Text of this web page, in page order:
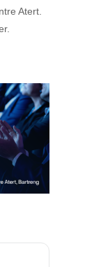
Atert.